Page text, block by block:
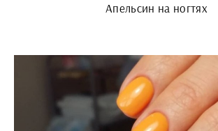
Апельсин на ногтях